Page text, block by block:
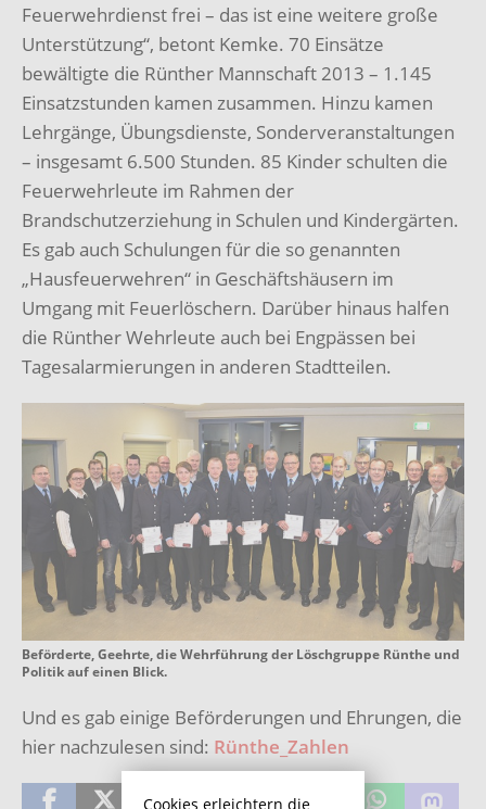
Feuerwehrdienst frei – das ist eine weitere große
Unterstützung“, betont Kemke. 70 Einsätze
bewältigte die Rünther Mannschaft 2013 – 1.145
Einsatzstunden kamen zusammen. Hinzu kamen
Lehrgänge, Übungsdienste, Sonderveranstaltungen
– insgesamt 6.500 Stunden. 85 Kinder schulten die
Feuerwehrleute im Rahmen der
Brandschutzerziehung in Schulen und Kindergärten.
Es gab auch Schulungen für die so genannten
„Hausfeuerwehren“ in Geschäftshäusern im
Umgang mit Feuerlöschern. Darüber hinaus halfen
die Rünther Wehrleute auch bei Engpässen bei
Tagesalarmierungen in anderen Stadtteilen.
Beförderte, Geehrte, die Wehrführung der Löschgruppe Rünthe und
Politik auf einen Blick.
Und es gab einige Beförderungen und Ehrungen, die
hier nachzulesen sind: Rünthe_Zahlen
Cookies erleichtern die